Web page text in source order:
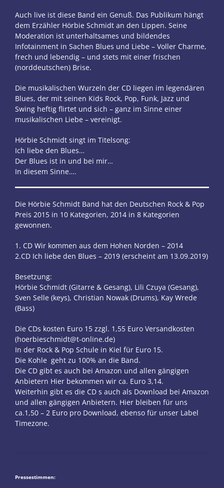
Auch live ist diese Band ein Genuß. Das Publikum hängt
dem Erzähler Hörbie Schmidt an den Lippen. Seine
Moderation ist unterhaltsames und bildendes
Infotainment in Sachen Blues und Liebe – Voller Charme,
frech und lebendig – und stets mit einer frischen
(norddeutschen) Brise.
Die musikalischen Wurzeln der CD liegen im legendären
Blues, der mit seinen Kids Rock, Pop, Funk, Jazz und
Swing heftig flirtet und sich – ganz im Sinne einer
musikalischen Liebe – vereinigt.
Hörbie Schmidt singt im Titelsong:
Ich liebe den Blues…
Der Blues ist in und bei mir…
In diesem Sinne….
Die Hörbie Schmidt Band hat den Deutschen Rock & Pop
Preis 2015 in 10 Kategorien, 2014 in 8 Kategorien
gewonnen.
1. CD Wir kommen aus dem Hohen Norden – 2014
2.CD Ich liebe den Blues – 2019 (erscheint am 13.09.2019)
Besetzung:
Hörbie Schmidt (Gitarre & Gesang), Lili Czuya (Gesang),
Sven Selle (keys), Christian Nowak (Drums), Kay Wrede
(Bass)
Die CDs kosten Euro 15 zzgl. 1,55 Euro Versandkosten
(hoerbieschmidt@t-online.de)
In der Rock & Pop Schule in Kiel für Euro 15.
Die Kohle geht zu 100% an die Band.
Die CD gibt es auch bei Amazon und allen gängigen
Anbietern Hier bekommen wir ca. Euro 3,14.
Weiterhin gibt es die CD s auch als Download bei Amazon
und allen gängigen Anbietern. Hier bleiben für uns
ca.1,50 – 2 Euro pro Download, ebenso für unser Label
Timezone.
Pressestimmen: